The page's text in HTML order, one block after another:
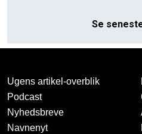
Se
Ugens artikel-overblik
Podcast
Nyhedsbreve
Navnenyt